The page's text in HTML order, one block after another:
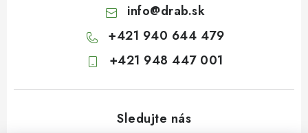
info@drab.sk
+421 940 644 479
+421 948 447 001